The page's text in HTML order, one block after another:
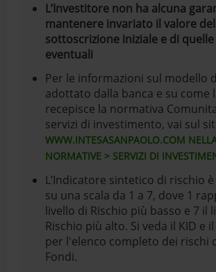
L’Investitore non ha alcuna
mantenere invariato il valore
sottoscrizione iniziale e di quelle
eventuali
Per le informazioni sul modello
adottato dalla banca e su come
recepisce la normativa
servizi di investimento, vai sul
WWW.INTESASANPAOLO.COM
NORMATIVE > SERVIZI DI
L’Indicatore sintetico di rischio
su una scala da 1 a 7, dove 1
livello di Rischio più basso e 7 il
Rischio più alto. Si veda il KID e
per l'elenco completo dei rischi
Fondi.